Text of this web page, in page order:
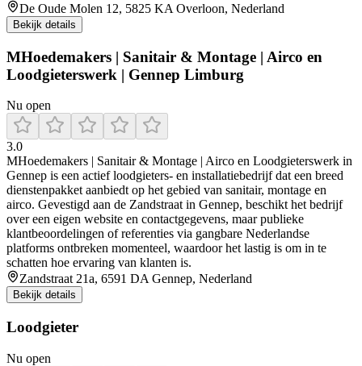
De Oude Molen 12, 5825 KA Overloon, Nederland
Bekijk details
MHoedemakers | Sanitair & Montage | Airco en
Loodgieterswerk | Gennep Limburg
Nu open
3.0
MHoedemakers | Sanitair & Montage | Airco en Loodgieterswerk in
Gennep is een actief loodgieters- en installatiebedrijf dat een breed
dienstenpakket aanbiedt op het gebied van sanitair, montage en
airco. Gevestigd aan de Zandstraat in Gennep, beschikt het bedrijf
over een eigen website en contactgegevens, maar publieke
klantbeoordelingen of referenties via gangbare Nederlandse
platforms ontbreken momenteel, waardoor het lastig is om in te
schatten hoe ervaring van klanten is.
Zandstraat 21a, 6591 DA Gennep, Nederland
Bekijk details
Loodgieter
Nu open